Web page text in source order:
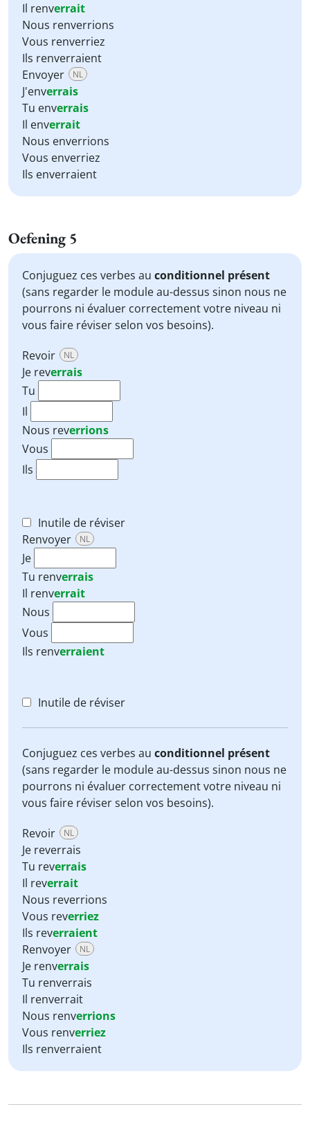
Il renverrait
Nous renverrions
Vous renverriez
Ils renverraient
Envoyer
NL
J'enverrais
Tu enverrais
Il enverrait
Nous enverrions
Vous enverriez
Ils enverraient
Oefening 5
Conjuguez ces verbes au conditionnel présent
(sans regarder le module au-dessus sinon nous ne
pourrons ni évaluer correctement votre niveau ni
vous faire réviser selon vos besoins).
Revoir
NL
Je reverrais
Tu
Il
Nous reverrions
Vous
Ils
Inutile de réviser
Renvoyer
NL
Je
Tu renverrais
Il renverrait
Nous
Vous
Ils renverraient
Inutile de réviser
Conjuguez ces verbes au conditionnel présent
(sans regarder le module au-dessus sinon nous ne
pourrons ni évaluer correctement votre niveau ni
vous faire réviser selon vos besoins).
Revoir
NL
Je reverrais
Tu reverrais
Il reverrait
Nous reverrions
Vous reverriez
Ils reverraient
Renvoyer
NL
Je renverrais
Tu renverrais
Il renverrait
Nous renverrions
Vous renverriez
Ils renverraient